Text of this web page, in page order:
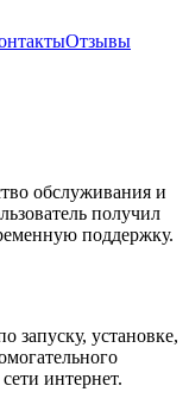
Отзывы
обслуживания и
получил
поддержку.
запуску, установке,
интернет.